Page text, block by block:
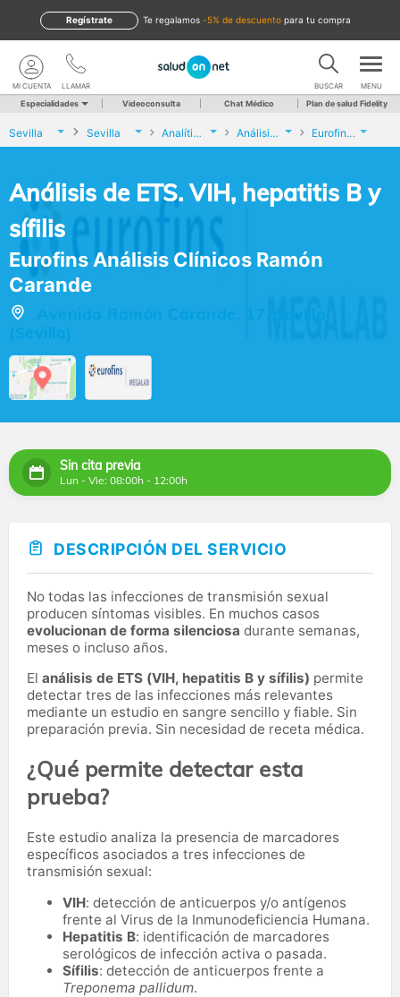
te regalamos -5% de descuento para tu compra
Regístrate
LLAMAR
MI CUENTA BUSCAR MENU
Especialidades Videoconsulta Chat Médico Plan de salud Fidelity
Sevilla Sevilla Analíticas y Genética Análisis de ETS. VIH, hepatitis B y sífilis Eurofins Análisis Clínicos Ramón Carande
Análisis de ETS. VIH, hepatitis B y
sífilis
Eurofins Análisis Clínicos Ramón
Carande
Avenida Ramón Carande, 17, Sevilla
(Sevilla)
Sin cita previa
Lun - Vie: 08:00h - 12:00h
DESCRIPCIÓN DEL SERVICIO
No todas las infecciones de transmisión sexual
producen síntomas visibles. En muchos casos
evolucionan de forma silenciosa durante semanas,
meses o incluso años.
El análisis de ETS (VIH, hepatitis B y sífilis) permite
detectar tres de las infecciones más relevantes
mediante un estudio en sangre sencillo y fiable. Sin
preparación previa. Sin necesidad de receta médica.
¿Qué permite detectar esta
prueba?
Este estudio analiza la presencia de marcadores
específicos asociados a tres infecciones de
transmisión sexual:
VIH: detección de anticuerpos y/o antígenos
frente al Virus de la Inmunodeficiencia Humana.
Hepatitis B: identificación de marcadores
serológicos de infección activa o pasada.
Sífilis: detección de anticuerpos frente a
Treponema pallidum.